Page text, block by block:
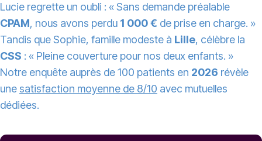
Lucie regrette un oubli : « Sans demande préalable
CPAM, nous avons perdu 1 000 € de prise en charge. »
Tandis que Sophie, famille modeste à Lille, célèbre la
CSS : « Pleine couverture pour nos deux enfants. »
Notre enquête auprès de 100 patients en 2026 révèle
une satisfaction moyenne de 8/10 avec mutuelles
dédiées.